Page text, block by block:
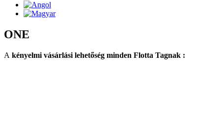
ONE
A kényelmi vásárlási lehetőség minden Flotta Tagnak :